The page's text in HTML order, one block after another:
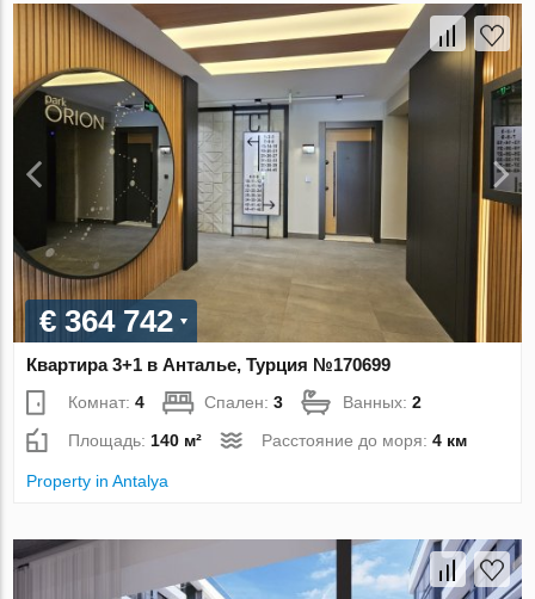
€ 364 742
Квартира 3+1 в Анталье, Турция №170699
Комнат:4 Спален:3 Ванных:2
Площадь: 140 м² Расстояние до моря:4 км
Property in Antalya